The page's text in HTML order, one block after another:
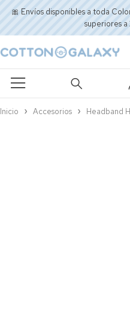
🎀 Envíos disponibles a toda
superiores
Inicio Accesorios Headband